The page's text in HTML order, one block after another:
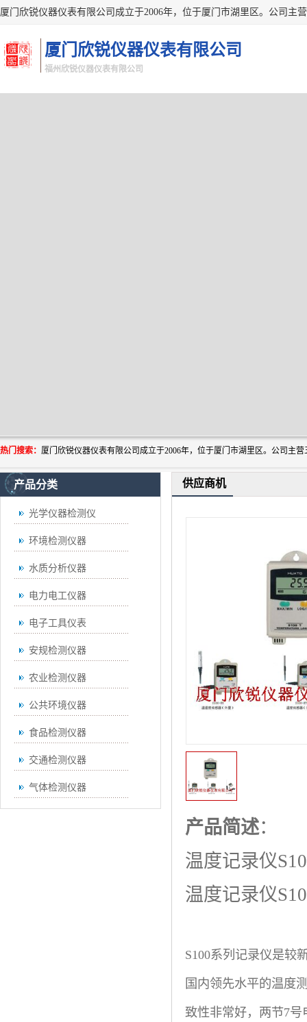
厦门欣锐仪器仪表有限公司
福州欣锐仪器仪表有限公司
热门搜索：
产品分类
光学仪器检测仪
环境检测仪器
水质分析仪器
电力电工仪器
电子工具仪表
安规检测仪器
农业检测仪器
公共环境仪器
食品检测仪器
交通检测仪器
气体检测仪器
供应商机
产品简述：
温度记录仪
温度记录仪
S100系列记录仪是较
国内领先水平的温度
致性非常好，两节7